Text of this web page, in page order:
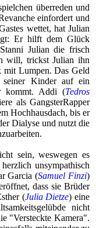
überreden und
einfordert und
wettet, hat Julian
Er hilft dem Glück
Julian die frisch
will, trickst Julian ihn
mit Lumpen. Das Geld
Kinder auf ein
kommt. Addi (Tedros
als GangsterRapper
Hochhausdach, bis er
Dialyse und nutzt die
sein, weswegen es
unsympathisch
Garcia (Samuel Finzi)
dass sie Brüder
(Julia Dietze) eine
nicht
"Versteckte Kamera".